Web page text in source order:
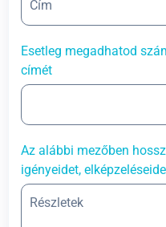
Esetleg megadhatod
címét
Az alábbi mezőben
igényeidet,